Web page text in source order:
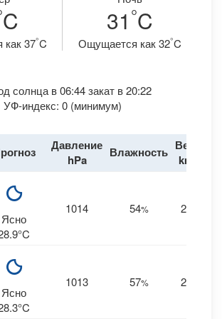
C
37°C
31 °C
Ощущается как 32°C
солнца в 06:44 закат в 20:22
УФ-индекс: 0 (минимум)
Давление
hPa
Влажность Ветер
km/h
Ясно
1014 54% 20
Ясно
1013 57% 20